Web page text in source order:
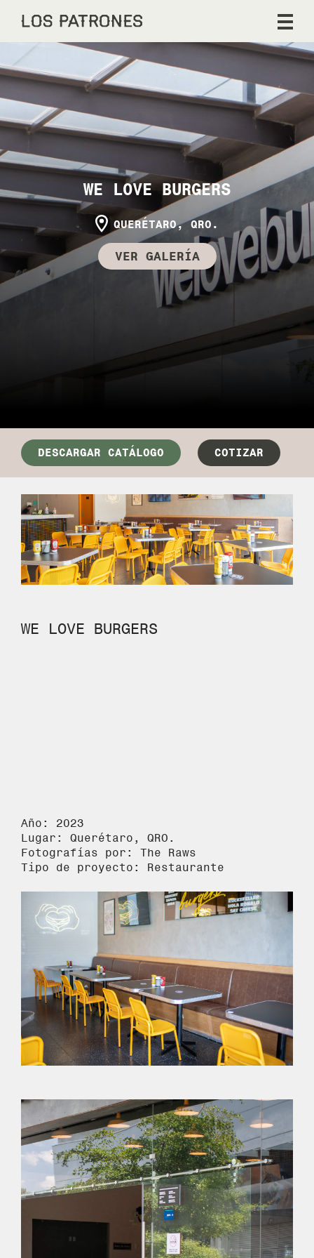
WE LOVE BURGERS
QUERÉTARO, QRO.
VER GALERÍA
DESCARGAR CATÁLOGO COTIZAR
WE LOVE BURGERS
Año: 2023
Lugar: Querétaro, QRO.
Fotografías por: The Raws
Tipo de proyecto: Restaurante